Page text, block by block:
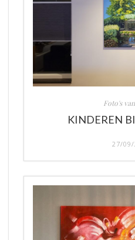
Foto's
KINDEREN
27/09/